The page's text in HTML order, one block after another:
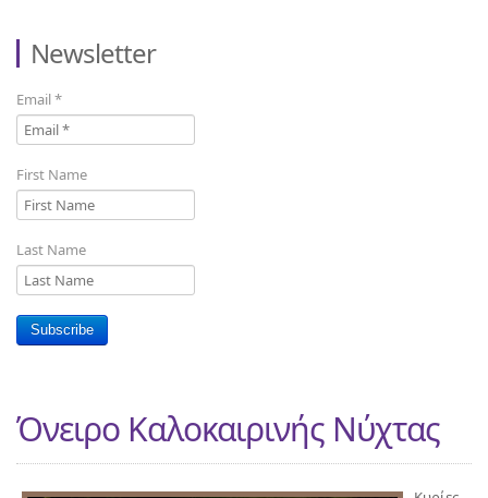
Newsletter
Email*
First Name
Last Name
Subscribe
Όνειρο Καλοκαιρινής Νύχτας